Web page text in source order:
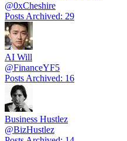
@0xCheshire
Posts Archived: 29
AI Will
@FinanceYF5
Posts Archived: 16
Business Hustlez
@BizHustlez